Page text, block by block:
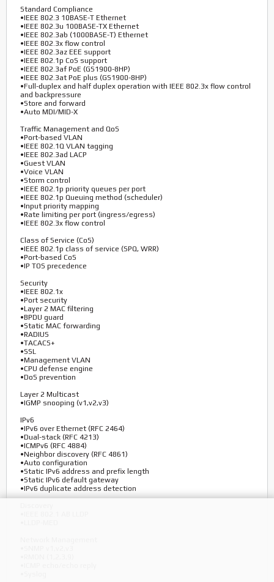
Standard Compliance
•IEEE 802.3 10BASE-T Ethernet
•IEEE 802.3u 100BASE-TX Ethernet
•IEEE 802.3ab (1000BASE-T) Ethernet
•IEEE 802.3x flow control
•IEEE 802.3az EEE support
•IEEE 802.1p CoS support
•IEEE 802.3af PoE (GS1900-8HP)
•IEEE 802.3at PoE plus (GS1900-8HP)
•Full-duplex and half duplex operation with IEEE 802.3x flow control
and backpressure
•Store and forward
•Auto MDI/MID-X
Traffic Management and QoS
•Port-based VLAN
•IEEE 802.1Q VLAN tagging
•IEEE 802.3ad LACP
•Guest VLAN
•Voice VLAN
•Storm control
•IEEE 802.1p priority queues per port
•IEEE 802.1p Queuing method (scheduler)
•Input priority mapping
•Rate limiting per port (ingress/egress)
•IEEE 802.3x flow control
Class of Service (CoS)
•IEEE 802.1p class of service (SPQ, WRR)
•Port-based CoS
•IP TOS precedence
Security
•IEEE 802.1x
•Port security
•Layer 2 MAC filtering
•BPDU guard
•Static MAC forwarding
•RADIUS
•TACACS+
•SSL
•Management VLAN
•CPU defense engine
•DoS prevention
Layer 2 Multicast
•IGMP snooping (v1,v2,v3)
IPv6
•IPv6 over Ethernet (RFC 2464)
•Dual-stack (RFC 4213)
•ICMPv6 (RFC 4884)
•Neighbor discovery (RFC 4861)
•Auto configuration
•Static IPv6 address and prefix length
•Static IPv6 default gateway
•IPv6 duplicate address detection